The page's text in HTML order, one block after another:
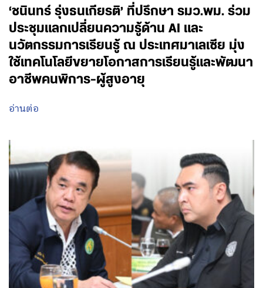
‘ชนินทร์ รุ่งธนเกียรติ’ ที่ปรึกษา รมว.พม. ร่วม
ประชุมแลกเปลี่ยนความรู้ด้าน AI และ
นวัตกรรมการเรียนรู้ ณ ประเทศมาเลเซีย มุ่ง
ใช้เทคโนโลยีขยายโอกาสการเรียนรู้และพัฒนา
อาชีพคนพิการ-ผู้สูงอายุ
อ่านต่อ